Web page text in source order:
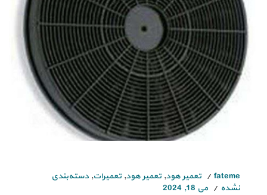
fateme تعمیر هود, تعمیر هود, تعمیرات, دسته‌بندی
نشده
می 18, 2024